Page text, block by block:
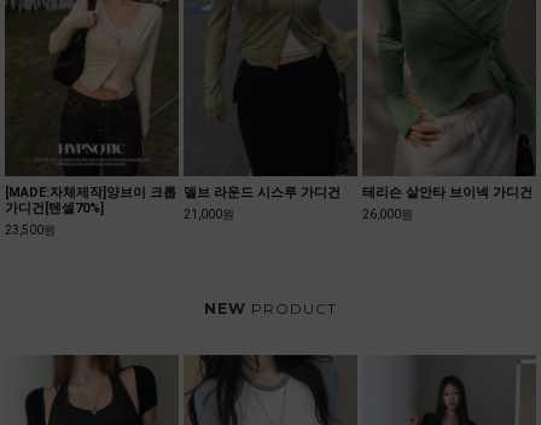
올레브 레이스 밴딩 치마바지
28,000원
타이플 실키 레이스 스커트
41,000원
하이큐 스트랩 폴딩 롱스커트
31,500원